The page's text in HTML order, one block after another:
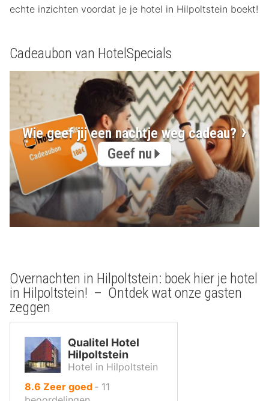
echte inzichten voordat je je hotel in Hilpoltstein boekt!
Cadeaubon van HotelSpecials
Wie geef jij een nachtje weg cadeau?
Geef nu
Overnachten in Hilpoltstein: boek hier je hotel
in Hilpoltstein! – Ontdek wat onze gasten
zeggen
Qualitel Hotel
Hilpoltstein
Hotel in Hilpoltstein
8.6 uit
Zeer goed ‐ 11